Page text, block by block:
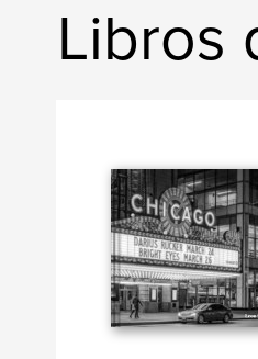
Libros